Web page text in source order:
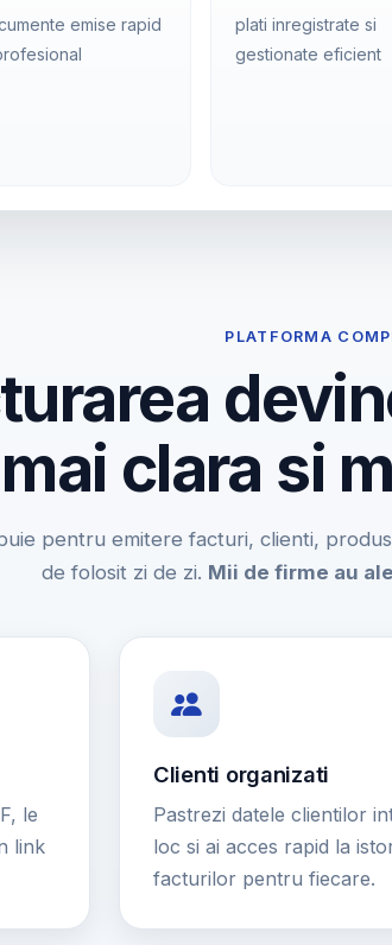
emise rapid
plati inregistrate si
gestionate eficient
PLATFORMA
mai clara si
pentru emitere facturi, clienti,
de folosit zi de zi. Mii de firme au
le
link
Clienti organizati
Pastrezi datele clientilor
loc si ai acces rapid la
facturilor pentru fiecare.